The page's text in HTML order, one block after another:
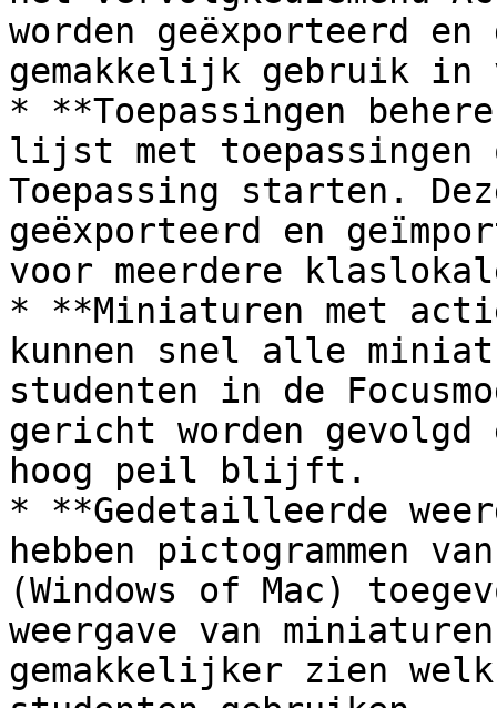
worden geëxporteerd
gemakkelijk gebruik
* **Toepassingen
lijst met
Toepassing starten.
geëxporteerd en
voor meerdere
* **Miniaturen met
kunnen snel alle
studenten in de
gericht worden gevolgd
hoog peil blijft.
* **Gedetailleerde
hebben pictogrammen
(Windows of Mac)
weergave van
gemakkelijker zien